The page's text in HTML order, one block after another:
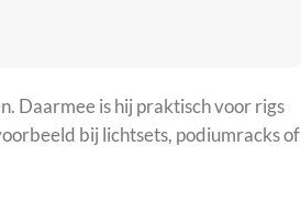
Daarmee is hij praktisch voor rigs
bij lichtsets, podiumracks of